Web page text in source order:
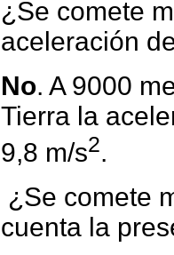
¿Se comete
aceleración
No. A 9000
Tierra la
9,8 m/s2.
¿Se comete
cuenta la